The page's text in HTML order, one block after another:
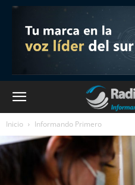
Inicio Informando Primero